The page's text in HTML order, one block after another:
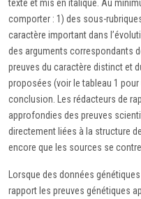
texte et mis en italique. Au
comporter : 1) des sous-
caractère important dans
des arguments correspondants
preuves du caractère distinct et
proposées (voir le tableau 1
conclusion. Les rédacteurs de
approfondies des preuves
directement liées à la structure
encore que les sources se
Lorsque des données
rapport les preuves génétiques